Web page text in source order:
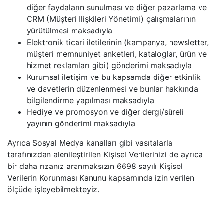
diğer faydaların sunulması ve diğer pazarlama ve
CRM (Müşteri İlişkileri Yönetimi) çalışmalarının
yürütülmesi maksadıyla
Elektronik ticari iletilerinin (kampanya, newsletter,
müşteri memnuniyet anketleri, kataloglar, ürün ve
hizmet reklamları gibi) gönderimi maksadıyla
Kurumsal iletişim ve bu kapsamda diğer etkinlik
ve davetlerin düzenlenmesi ve bunlar hakkında
bilgilendirme yapılması maksadıyla
Hediye ve promosyon ve diğer dergi/süreli
yayının gönderimi maksadıyla
Ayrıca Sosyal Medya kanalları gibi vasıtalarla
tarafınızdan alenileştirilen Kişisel Verilerinizi de ayrıca
bir daha rızanız aranmaksızın 6698 sayılı Kişisel
Verilerin Korunması Kanunu kapsamında izin verilen
ölçüde işleyebilmekteyiz.